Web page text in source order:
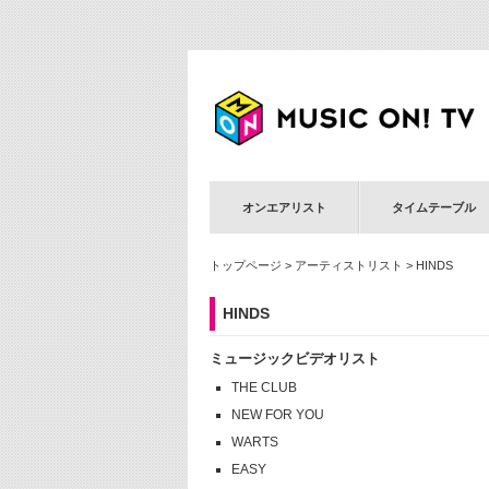
オンエアリスト タイムテーブル
トップページ > アーティストリスト > HINDS
HINDS
ミュージックビデオリスト
THE CLUB
NEW FOR YOU
WARTS
EASY